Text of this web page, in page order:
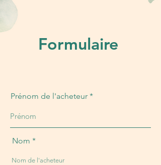
Formulaire
Prénom de l'acheteur
Nom